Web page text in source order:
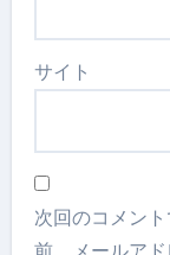
サイト
次回のコメン